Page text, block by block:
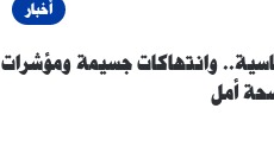
أخبار
وانتهاكات جسيمة ومؤشرات
أمل